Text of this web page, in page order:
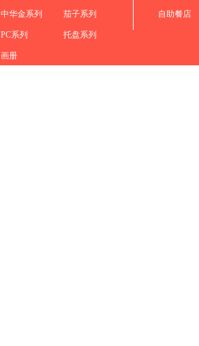
中华金系列 茄子系列
PC系列 托盘系列
画册
自助餐店